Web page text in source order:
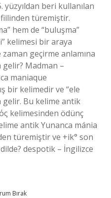
yüzyıldan beri kullanılan
türemiştir.
hem de “buluşma”
kelimesi bir araya
geçirme anlamına
Madman –
maniaque
bir kelimedir ve “ele
gelir. Bu kelime antik
kelimesinden ödünç
antik Yunanca mánia
türemiştir ve +ik° son
despotik – İngilizce
Bırak